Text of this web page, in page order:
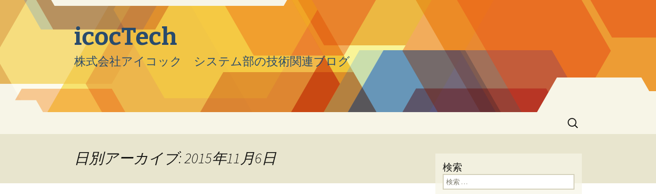
icocTech
株式会社アイコック システム部の技術関連ブログ
検
日別アーカイブ: 2015年11月6日 検索
検索: